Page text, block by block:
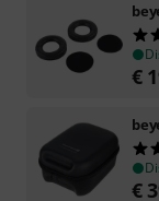
€
€